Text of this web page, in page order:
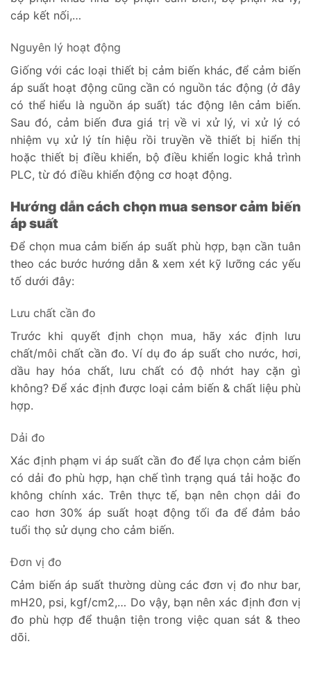
cáp kết nối,…
Nguyên lý hoạt động
Giống với các loại thiết bị cảm biến khác, để cảm biến
áp suất hoạt động cũng cần có nguồn tác động (ở đây
có thể hiểu là nguồn áp suất) tác động lên cảm biến.
Sau đó, cảm biến đưa giá trị về vi xử lý, vi xử lý có
nhiệm vụ xử lý tín hiệu rồi truyền về thiết bị hiển thị
hoặc thiết bị điều khiển, bộ điều khiển logic khả trình
PLC, từ đó điều khiển động cơ hoạt động.
Hướng dẫn cách chọn mua sensor cảm biến
áp suất
Để chọn mua cảm biến áp suất phù hợp, bạn cần tuân
theo các bước hướng dẫn & xem xét kỹ lưỡng các yếu
tố dưới đây:
Lưu chất cần đo
Trước khi quyết định chọn mua, hãy xác định lưu
chất/môi chất cần đo. Ví dụ đo áp suất cho nước, hơi,
dầu hay hóa chất, lưu chất có độ nhớt hay cặn gì
không? Để xác định được loại cảm biến & chất liệu phù
hợp.
Dải đo
Xác định phạm vi áp suất cần đo để lựa chọn cảm biến
có dải đo phù hợp, hạn chế tình trạng quá tải hoặc đo
không chính xác. Trên thực tế, bạn nên chọn dải đo
cao hơn 30% áp suất hoạt động tối đa để đảm bảo
tuổi thọ sử dụng cho cảm biến.
Đơn vị đo
Cảm biến áp suất thường dùng các đơn vị đo như bar,
mH20, psi, kgf/cm2,… Do vậy, bạn nên xác định đơn vị
đo phù hợp để thuận tiện trong việc quan sát & theo
dõi.